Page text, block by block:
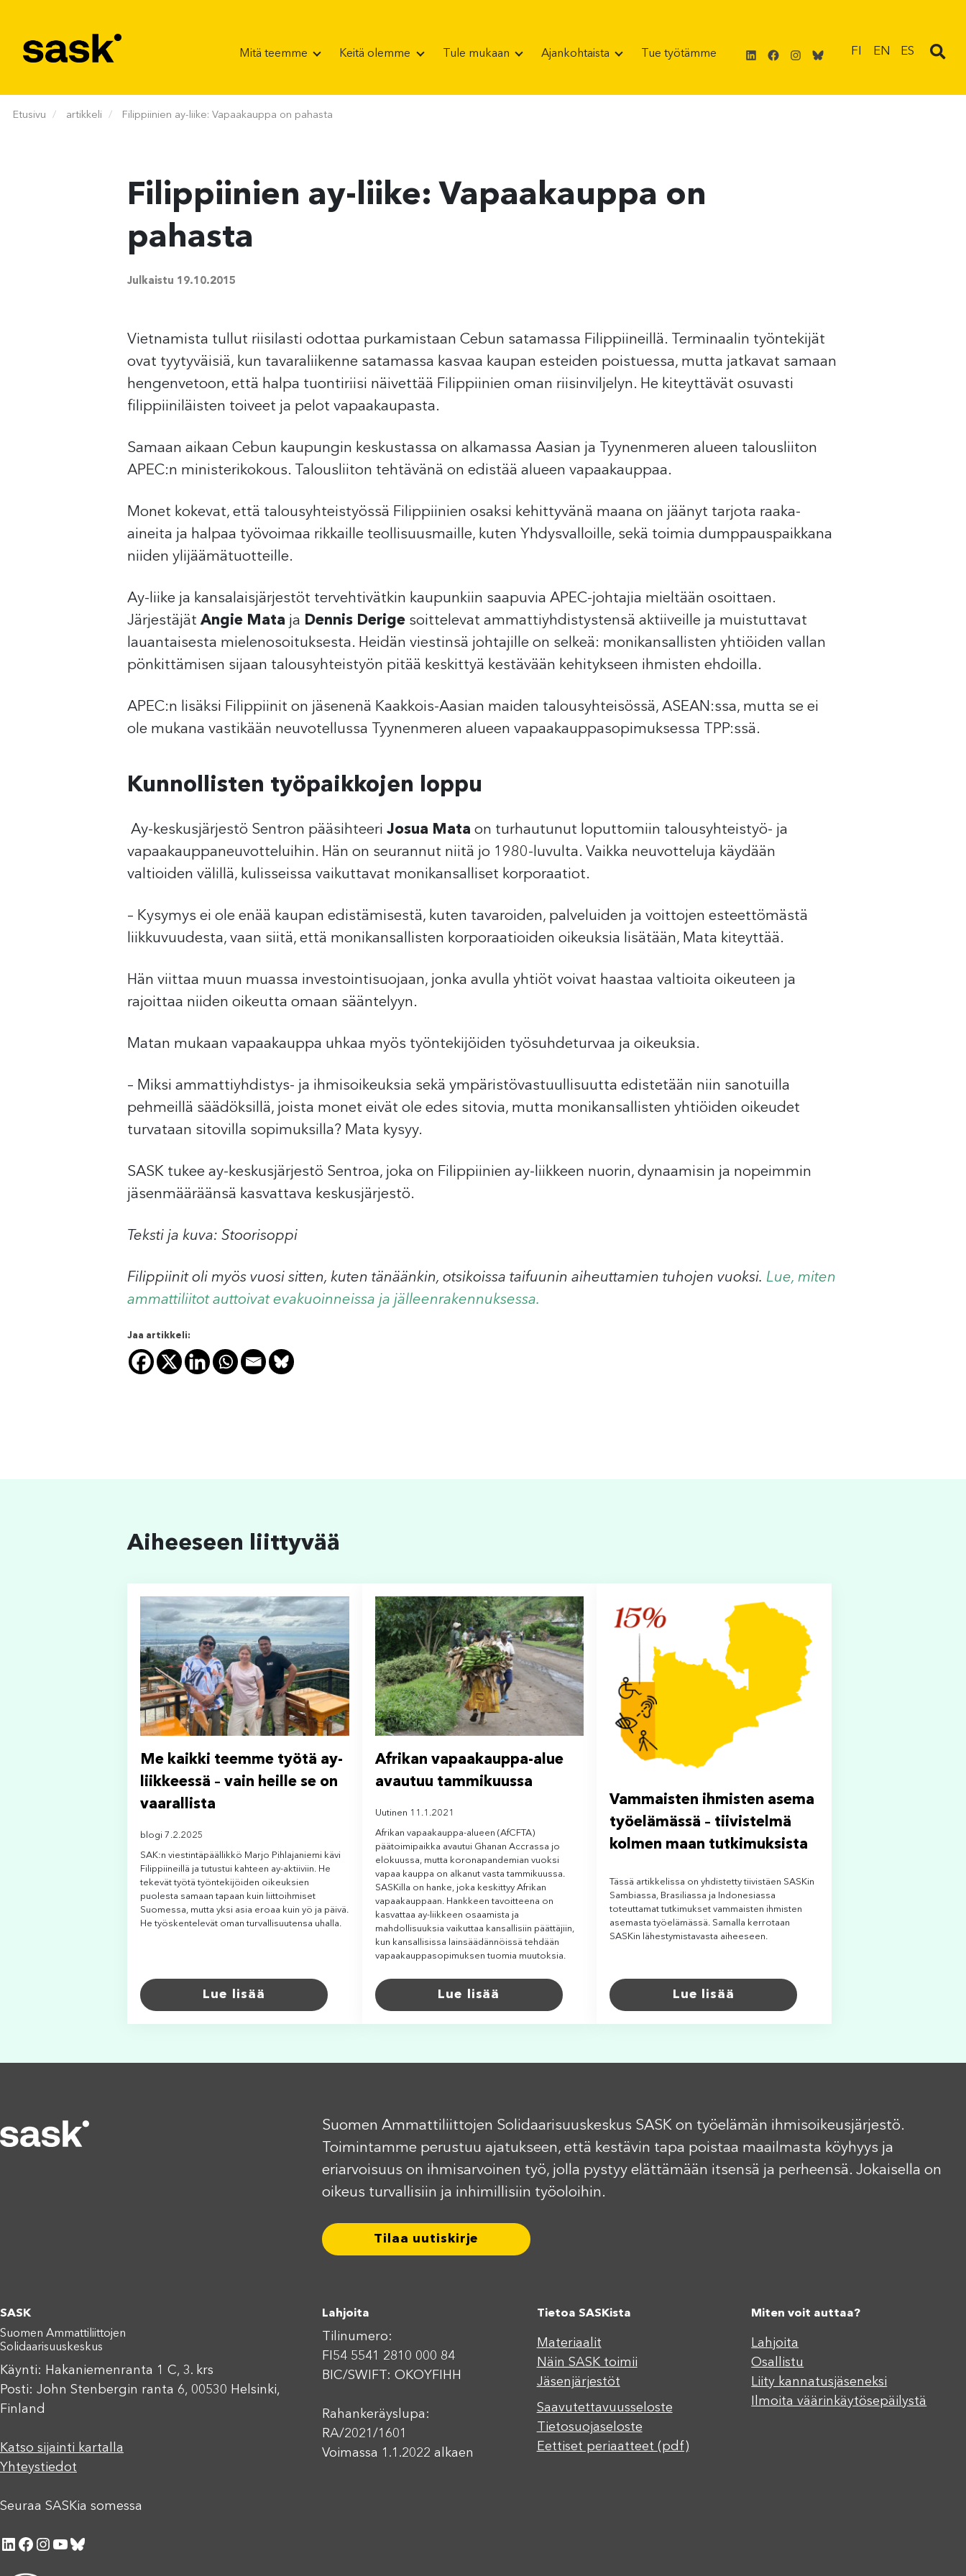
Mitä teemme Keitä olemme Tule mukaan Ajankohtaista Tue työtämme LinkedIn
Facebook
Instagram
Bluesky
FI EN ES
Etusivu artikkeli Filippiinien ay-liike: Vapaakauppa on pahasta
Filippiinien ay-liike: Vapaakauppa on
pahasta
Julkaistu 19.10.2015
Vietnamista tullut riisilasti odottaa purkamistaan Cebun satamassa Filippiineillä. Terminaalin työntekijät
ovat tyytyväisiä, kun tavaraliikenne satamassa kasvaa kaupan esteiden poistuessa, mutta jatkavat samaan
hengenvetoon, että halpa tuontiriisi näivettää Filippiinien oman riisinviljelyn. He kiteyttävät osuvasti
filippiiniläisten toiveet ja pelot vapaakaupasta.
Samaan aikaan Cebun kaupungin keskustassa on alkamassa Aasian ja Tyynenmeren alueen talousliiton
APEC:n ministerikokous. Talousliiton tehtävänä on edistää alueen vapaakauppaa.
Monet kokevat, että talousyhteistyössä Filippiinien osaksi kehittyvänä maana on jäänyt tarjota raaka-
aineita ja halpaa työvoimaa rikkaille teollisuusmaille, kuten Yhdysvalloille, sekä toimia dumppauspaikkana
niiden ylijäämätuotteille.
Ay-liike ja kansalaisjärjestöt tervehtivätkin kaupunkiin saapuvia APEC-johtajia mieltään osoittaen.
JärjestäjätAngie Mata ja Dennis Derige soittelevat ammattiyhdistystensä aktiiveille ja muistuttavat
lauantaisesta mielenosoituksesta. Heidän viestinsä johtajille on selkeä: monikansallisten yhtiöiden vallan
pönkittämisen sijaan talousyhteistyön pitää keskittyä kestävään kehitykseen ihmisten ehdoilla.
APEC:n lisäksi Filippiinit on jäsenenä Kaakkois-Aasian maiden talousyhteisössä, ASEAN:ssa, mutta se ei
ole mukana vastikään neuvotellussa Tyynenmeren alueen vapaakauppasopimuksessa TPP:ssä.
Kunnollisten työpaikkojen loppu
Ay-keskusjärjestö Sentron pääsihteeri Josua Mata on turhautunut loputtomiin talousyhteistyö- ja
vapaakauppaneuvotteluihin. Hän on seurannut niitä jo 1980-luvulta. Vaikka neuvotteluja käydään
valtioiden välillä, kulisseissa vaikuttavat monikansalliset korporaatiot.
– Kysymys ei ole enää kaupan edistämisestä, kuten tavaroiden, palveluiden ja voittojen esteettömästä
liikkuvuudesta, vaan siitä, että monikansallisten korporaatioiden oikeuksia lisätään, Mata kiteyttää.
Hän viittaa muun muassa investointisuojaan, jonka avulla yhtiöt voivat haastaa valtioita oikeuteen ja
rajoittaa niiden oikeutta omaan sääntelyyn.
Matan mukaan vapaakauppa uhkaa myös työntekijöiden työsuhdeturvaa ja oikeuksia.
– Miksi ammattiyhdistys- ja ihmisoikeuksia sekä ympäristövastuullisuutta edistetään niin sanotuilla
pehmeillä säädöksillä, joista monet eivät ole edes sitovia, mutta monikansallisten yhtiöiden oikeudet
turvataan sitovilla sopimuksilla? Mata kysyy.
SASK tukee ay-keskusjärjestö Sentroa, joka on Filippiinien ay-liikkeen nuorin, dynaamisin ja nopeimmin
jäsenmääräänsä kasvattava keskusjärjestö.
Teksti ja kuva: Stoorisoppi
Filippiinit oli myös vuosi sitten, kuten tänäänkin, otsikoissa taifuunin aiheuttamien tuhojen vuoksi. Lue, miten
ammattiliitot auttoivat evakuoinneissa ja jälleenrakennuksessa.
Jaa artikkeli:
Aiheeseen liittyvää
Me kaikki teemme työtä ay-
liikkeessä – vain heille se on
vaarallista
blogi 7.2.2025
SAK:n viestintäpäällikkö Marjo Pihlajaniemi kävi
Filippiineillä ja tutustui kahteen ay-aktiiviin. He
tekevät työtä työntekijöiden oikeuksien
puolesta samaan tapaan kuin liittoihmiset
Suomessa, mutta yksi asia eroaa kuin yö ja päivä.
He työskentelevät oman turvallisuutensa uhalla.
Lue lisää
Afrikan vapaakauppa-alue
avautuu tammikuussa
Uutinen 11.1.2021
Afrikan vapaakauppa-alueen (AfCFTA)
päätoimipaikka avautui Ghanan Accrassa jo
elokuussa, mutta koronapandemian vuoksi
vapaa kauppa on alkanut vasta tammikuussa.
SASKilla on hanke, joka keskittyy Afrikan
vapaakauppaan. Hankkeen tavoitteena on
kasvattaa ay-liikkeen osaamista ja
mahdollisuuksia vaikuttaa kansallisiin päättäjiin,
kun kansallisissa lainsäädännöissä tehdään
vapaakauppasopimuksen tuomia muutoksia.
Lue lisää
Vammaisten ihmisten asema
työelämässä – tiivistelmä
kolmen maan tutkimuksista
Tässä artikkelissa on yhdistetty tiivistäen SASKin
Sambiassa, Brasiliassa ja Indonesiassa
toteuttamat tutkimukset vammaisten ihmisten
asemasta työelämässä. Samalla kerrotaan
SASKin lähestymistavasta aiheeseen.
Lue lisää
Suomen Ammattiliittojen Solidaarisuuskeskus SASK on työelämän ihmisoikeusjärjestö.
Toimintamme perustuu ajatukseen, että kestävin tapa poistaa maailmasta köyhyys ja
eriarvoisuus on ihmisarvoinen työ, jolla pystyy elättämään itsensä ja perheensä. Jokaisella on
oikeus turvallisiin ja inhimillisiin työoloihin.
Tilaa uutiskirje
SASK
Suomen Ammattiliittojen
Solidaarisuuskeskus
Käynti: Hakaniemenranta 1 C, 3. krs
Posti: John Stenbergin ranta 6, 00530 Helsinki,
Finland
Katso sijainti kartalla
Yhteystiedot
Seuraa SASKia somessa
LinkedIn Facebook Instagram YouTube Bluesky
Lahjoita
Tilinumero:
FI54 5541 2810 000 84
BIC/SWIFT: OKOYFIHH
Rahankeräyslupa:
RA/2021/1601
Voimassa 1.1.2022 alkaen
Tietoa SASKista
Materiaalit
Näin SASK toimii
Jäsenjärjestöt
Saavutettavuusseloste
Tietosuojaseloste
Eettiset periaatteet (pdf)
Miten voit auttaa?
Lahjoita
Osallistu
Liity kannatusjäseneksi
Ilmoita väärinkäytösepäilystä